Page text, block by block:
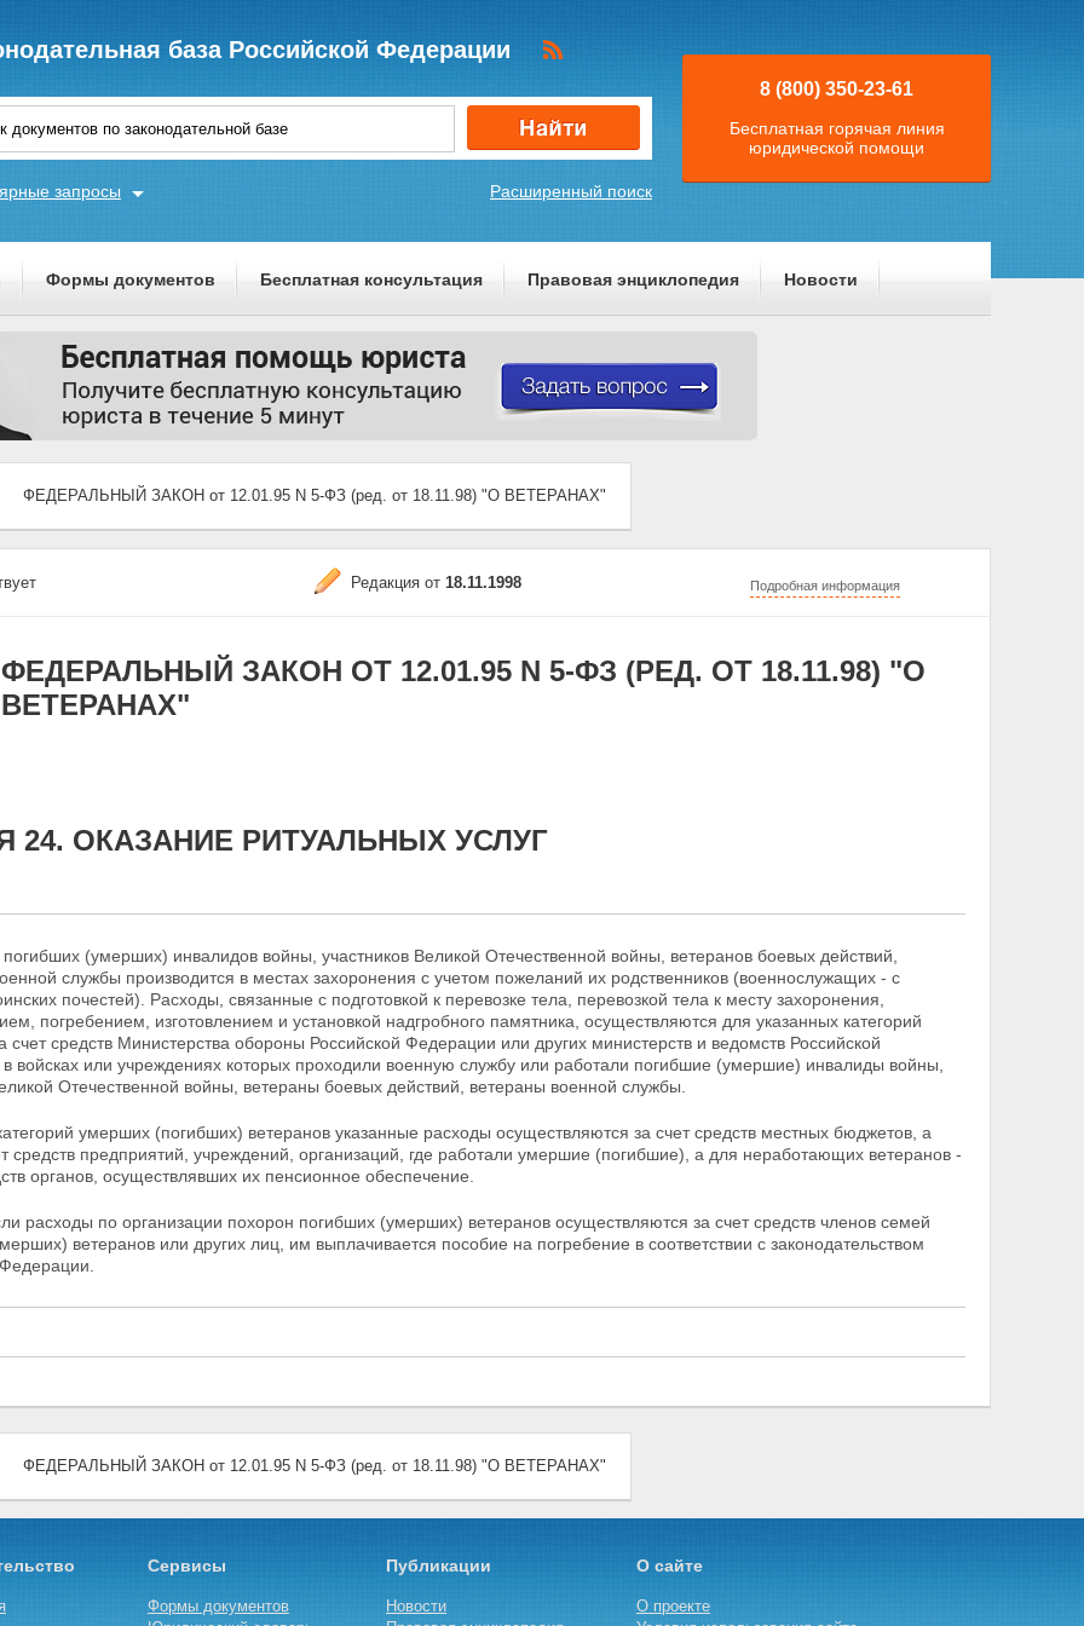
база Российской Федерации
Расширенный поиск
запросы
8 (800) 350-23-61
Бесплатная горячая линия
юридической помощи
Формы документов Бесплатная консультация Правовая энциклопедия Новости
ФЕДЕРАЛЬНЫЙ ЗАКОН от 12.01.95 N 5-ФЗ (ред. от 18.11.98) "О ВЕТЕРАНАХ"
Редакция от 18.11.1998 Подробная информация
ФЕДЕРАЛЬНЫЙ ЗАКОН ОТ 12.01.95 N 5-ФЗ (РЕД. ОТ 18.11.98) "О
ВЕТЕРАНАХ"
24. ОКАЗАНИЕ РИТУАЛЬНЫХ УСЛУГ
(умерших) инвалидов войны, участников Великой Отечественной войны, ветеранов боевых действий,
службы производится в местах захоронения с учетом пожеланий их родственников (военнослужащих - с
почестей). Расходы, связанные с подготовкой к перевозке тела, перевозкой тела к месту захоронения,
погребением, изготовлением и установкой надгробного памятника, осуществляются для указанных категорий
счет средств Министерства обороны Российской Федерации или других министерств и ведомств Российской
войсках или учреждениях которых проходили военную службу или работали погибшие (умершие) инвалиды войны,
Отечественной войны, ветераны боевых действий, ветераны военной службы.
умерших (погибших) ветеранов указанные расходы осуществляются за счет средств местных бюджетов, а
средств предприятий, учреждений, организаций, где работали умершие (погибшие), а для неработающих ветеранов -
органов, осуществлявших их пенсионное обеспечение.
расходы по организации похорон погибших (умерших) ветеранов осуществляются за счет средств членов семей
ветеранов или других лиц, им выплачивается пособие на погребение в соответствии с законодательством
ФЕДЕРАЛЬНЫЙ ЗАКОН от 12.01.95 N 5-ФЗ (ред. от 18.11.98) "О ВЕТЕРАНАХ"
Сервисы
Формы документов
Публикации
Новости
О сайте
О проекте